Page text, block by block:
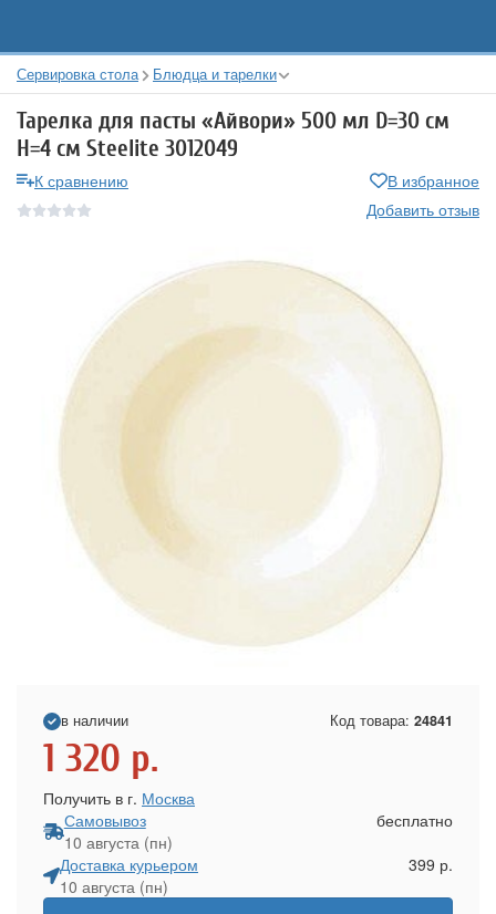
Сервировка стола Блюдца и тарелки
Тарелка для пасты «Айвори» 500 мл D=30 см
H=4 см Steelite 3012049
К сравнению
В избранное
Добавить отзыв
в наличии Код товара: 24841
1 320 р.
Получить в г. Москва
Самовывоз
10 августа (пн)
бесплатно
Доставка курьером
10 августа (пн)
399 р.